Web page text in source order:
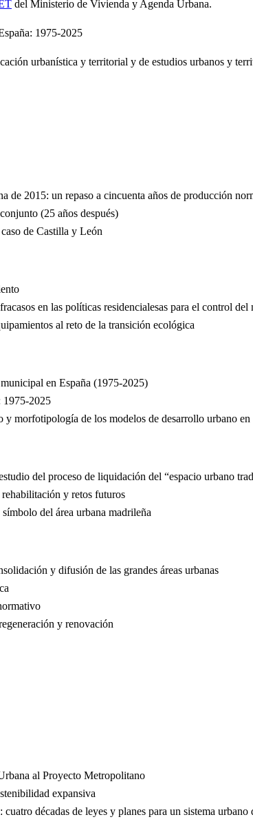
del Ministerio de Vivienda y Agenda Urbana.
1975-2025
urbanística y territorial y de estudios urbanos y
2015: un repaso a cincuenta años de producción
(25 años después)
de Castilla y León
en las políticas residencialesas para el control
al reto de la transición ecológica
en España (1975-2025)
1975-2025
morfotipología de los modelos de desarrollo urbano en
del proceso de liquidación del “espacio urbano
y retos futuros
del área urbana madrileña
y difusión de las grandes áreas urbanas
y renovación
al Proyecto Metropolitano
expansiva
décadas de leyes y planes para un sistema urbano